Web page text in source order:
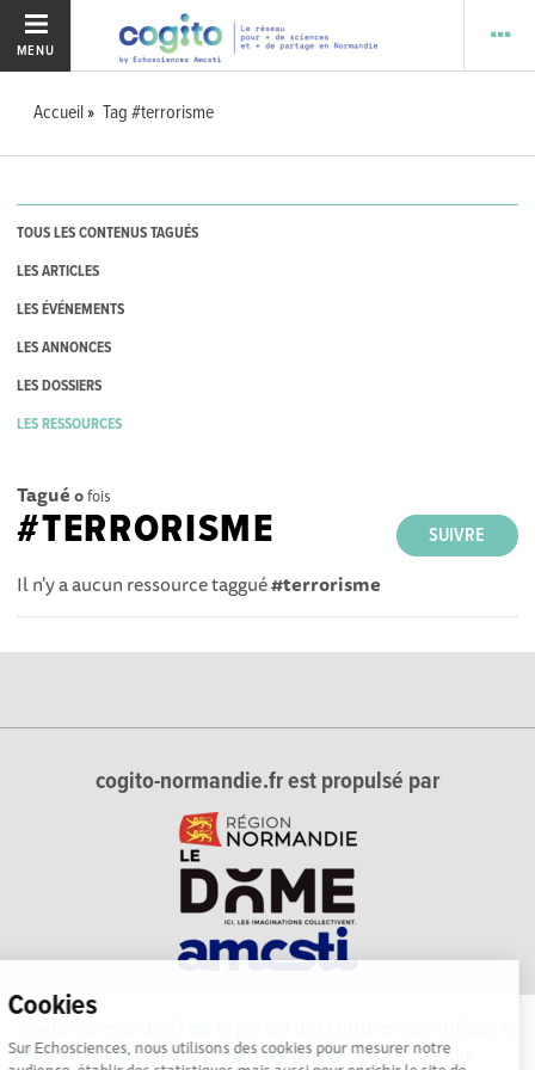
Cookies
Sur Echosciences, nous utilisons des cookies pour mesurer notre
MENU
Accueil Tag #terrorisme
TOUS LES CONTENUS TAGUÉS
LES ARTICLES
LES ÉVÉNEMENTS
LES ANNONCES
LES DOSSIERS
LES RESSOURCES
Tagué 0fois
SUIVRE
#TERRORISME
Il n'y a aucun ressource taggué#terrorisme
cogito-normandie.fr est propulsé par
technique et du dialogue science-société en Normandie.